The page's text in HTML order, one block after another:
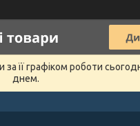
її графіком роботи
днем.